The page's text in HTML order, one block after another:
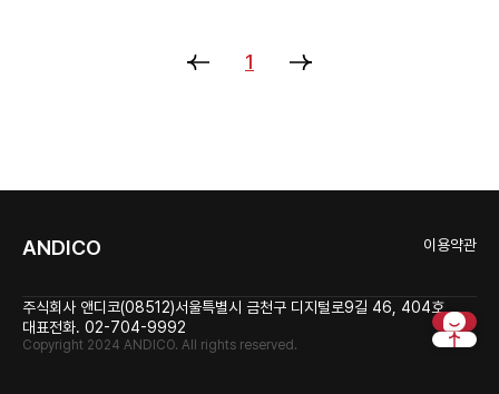
1
ANDICO 이용약관
주식회사 앤디코(08512)서울특별시 금천구 디지털로9길 46, 404호
대표전화. 02-704-9992
Copyright 2024 ANDICO. All rights reserved.